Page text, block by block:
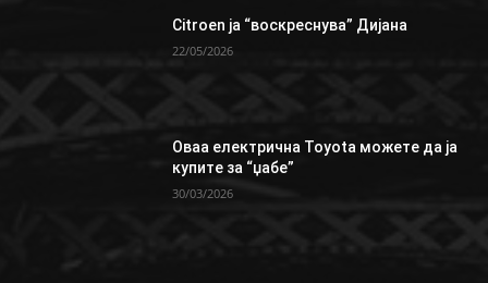
Citroen ја “воскреснува” Дијана
22/05/2026
Oваа електрична Toyota можете да ја
купите за “џабе”
30/03/2026